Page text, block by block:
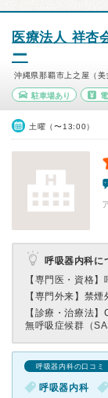
医療法人 祥杏
ー
沖縄県那覇市上之屋（美
駐車場あり
土曜（〜13:00）
呼吸器内科に
【専門医・資格】
【専門外来】 禁煙
【診療・治療法】
無呼吸症候群（
呼吸器内科の口コミ
呼吸器内科